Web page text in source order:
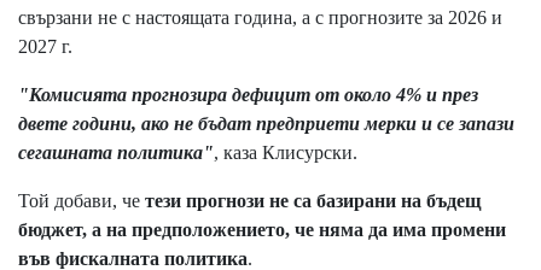
свързани не с настоящата година, а с прогнозите за 2026 и
2027 г.
"Комисията прогнозира дефицит от около 4% и през
двете години, ако не бъдат предприети мерки и се запази
сегашната политика", каза Клисурски.
Той добави, че тези прогнози не са базирани на бъдещ
бюджет, а на предположението, че няма да има промени
във фискалната политика.